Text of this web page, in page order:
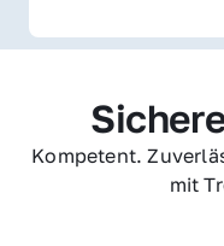
Kompetent.
mit